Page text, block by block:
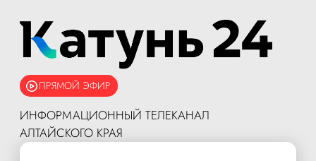
ПРЯМОЙ ЭФИР
ИНФОРМАЦИОННЫЙ ТЕЛЕКАНАЛ
АЛТАЙСКОГО КРАЯ